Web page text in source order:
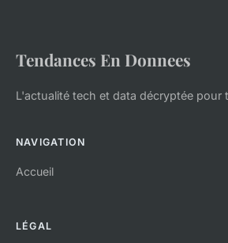
Tendances En Donnees
L'actualité tech et data décryptée pour
NAVIGATION
Accueil
LÉGAL